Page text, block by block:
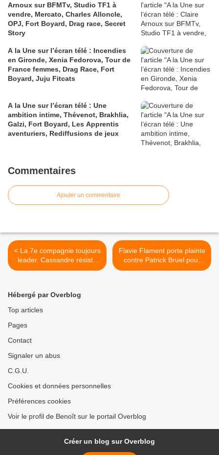
Arnoux sur BFMTv, Studio TF1 à
vendre, Mercato, Charles Alloncle,
OPJ, Fort Boyard, Drag race, Secret
Story
A la Une sur l’écran télé : Incendies
en Gironde, Xenia Fedorova, Tour de
France femmes, Drag Race, Fort
Boyard, Juju Fitcats
A la Une sur l’écran télé : Une
ambition intime, Thévenot, Brakhlia,
Galzi, Fort Boyard, Les Apprentis
aventuriers, Rediffusions de jeux
Commentaires
Ajouter un commentaire
< La 7e compagnie toujours
leader. Cassandre résiste
très bien. Hausse pour Les
14/05/2026
Flavie Flament porte plainte
contre Patrick Bruel pour
viol >
Hébergé par Overblog
Top articles
Pages
Contact
Signaler un abus
C.G.U.
Cookies et données personnelles
Préférences cookies
Voir le profil de Benoît sur le portail Overblog
Créer un blog sur Overblog